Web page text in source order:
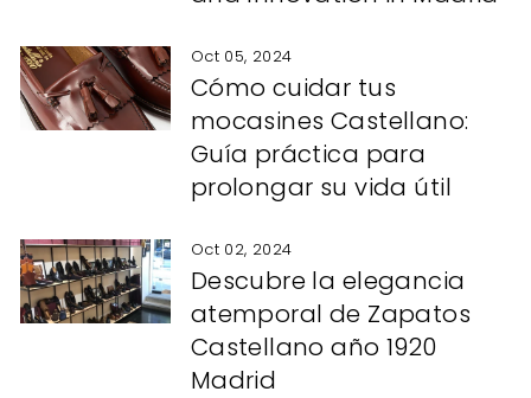
Oct 05, 2024
Cómo cuidar tus
mocasines Castellano:
Guía práctica para
prolongar su vida útil
Oct 02, 2024
Descubre la elegancia
atemporal de Zapatos
Castellano año 1920
Madrid